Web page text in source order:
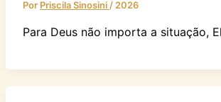
Por Priscila Sinosini / 2026
Para Deus não importa a situação,